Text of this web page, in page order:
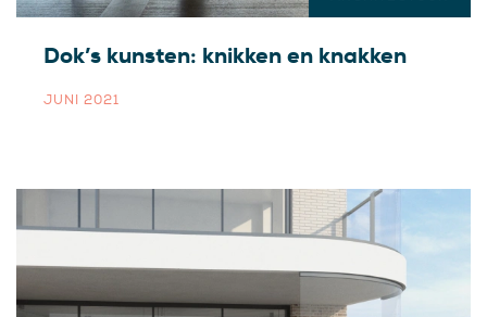
Dok’s kunsten: knikken en knakken
JUNI 2021